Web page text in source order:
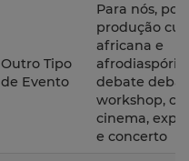
Outro Tipo
de Evento
Para nós, por
produção
africana e
debate
workshop,
cinema,
e concerto